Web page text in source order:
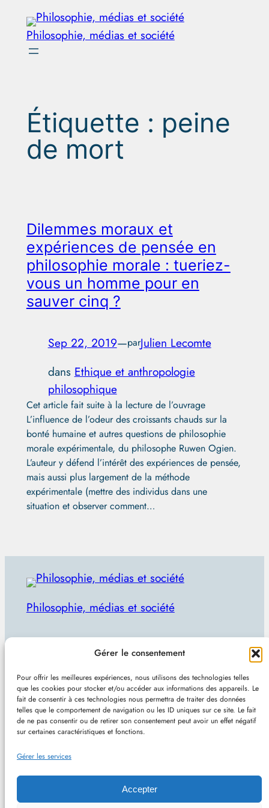
Gérer le consentement
Pour offrir les meilleures expériences, nous utilisons des technologies telles
que les cookies pour stocker et/ou accéder aux informations des appareils. Le
fait de consentir à ces technologies nous permettra de traiter des données
telles que le comportement de navigation ou les ID uniques sur ce site. Le fait
de ne pas consentir ou de retirer son consentement peut avoir un effet négatif
sur certaines caractéristiques et fonctions.
Gérer les services
Accepter
Aller
contenu
Philosophie, médias et société
Étiquette : peine
de mort
Dilemmes moraux et
expériences de pensée en
philosophie morale : tueriez-
vous un homme pour en
sauver cinq ?
Sep 22, 2019—parJulien Lecomte
dans Ethique et anthropologie
philosophique
Cet article fait suite à la lecture de l’ouvrage
L’influence de l’odeur des croissants chauds sur la
bonté humaine et autres questions de philosophie
morale expérimentale, du philosophe Ruwen Ogien.
L’auteur y défend l’intérêt des expériences de pensée,
mais aussi plus largement de la méthode
expérimentale (mettre des individus dans une
situation et observer comment…
Philosophie, médias et société
e
c
h
e
r
c
Plan du site–Mentions et confidentialité–Sans
pub et indépendant